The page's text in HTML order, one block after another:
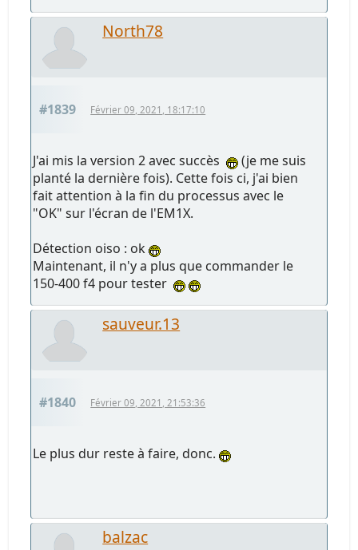
North78
#1839 Février 09, 2021, 18:17:10
J'ai mis la version 2 avec succès
(je me suis
planté la dernière fois). Cette fois ci, j'ai bien
fait attention à la fin du processus avec le
"OK" sur l'écran de l'EM1X.
Détection oiso : ok
Maintenant, il n'y a plus que commander le
150-400 f4 pour tester
sauveur.13
#1840 Février 09, 2021, 21:53:36
Le plus dur reste à faire, donc.
balzac